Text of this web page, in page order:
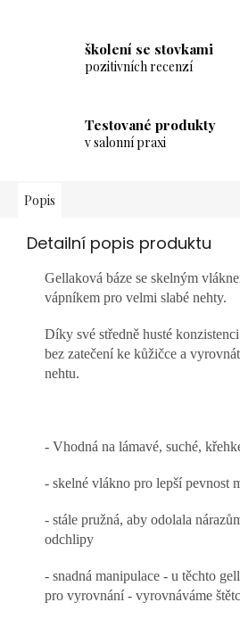
školení se stovkami
pozitivních recenzí
Testované produkty
v salonní praxi
Popis
Detailní popis produktu
Gellaková báze se skelným
vápníkem pro velmi slabé nehty.
Díky své středně husté
bez zatečení ke kůžičce a
nehtu.
- Vhodná na lámavé, suché,
- skelné vlákno pro lepší pevnost
- stále pružná, aby odolala
odchlipy
- snadná manipulace - u těchto
pro vyrovnání - vyrovnáváme